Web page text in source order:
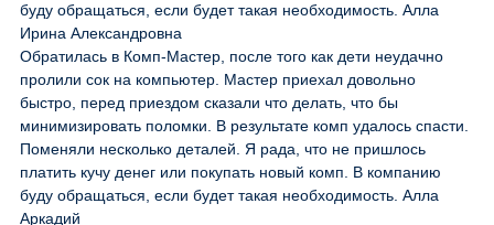
буду обращаться, если будет такая необходимость. Алла
Ирина Александровна
Обратилась в Комп-Мастер, после того как дети неудачно
пролили сок на компьютер. Мастер приехал довольно
быстро, перед приездом сказали что делать, что бы
минимизировать поломки. В результате комп удалось спасти.
Поменяли несколько деталей. Я рада, что не пришлось
платить кучу денег или покупать новый комп. В компанию
буду обращаться, если будет такая необходимость. Алла
Аркадий